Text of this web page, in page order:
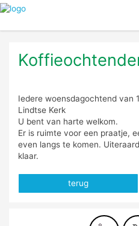
Iedere woensdagochtend van
Lindtse Kerk
U bent van harte welkom.
Er is ruimte voor een praatje,
even langs te komen.
klaar.
terug